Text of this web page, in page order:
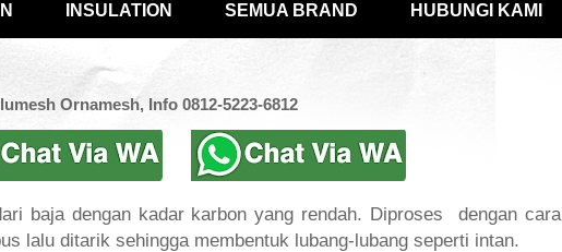
INSULATION SEMUA BRAND HUBUNGI KAMI
Ornamesh, Info 0812-5223-6812
baja dengan kadar karbon yang rendah. Diproses dengan cara
lalu ditarik sehingga membentuk lubang-lubang seperti intan.